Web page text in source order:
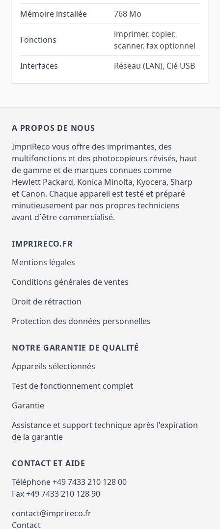
Mémoire installée 768 Mo
Fonctions
imprimer, copier,
scanner, fax optionnel
Interfaces
Réseau (LAN), Clé USB
A PROPOS DE NOUS
ImpriReco vous offre des imprimantes, des
multifonctions et des photocopieurs révisés, haut
de gamme et de marques connues comme
Hewlett Packard, Konica Minolta, Kyocera, Sharp
et Canon. Chaque appareil est testé et préparé
minutieusement par nos propres techniciens
avant d´être commercialisé.
IMPRIRECO.FR
Mentions légales
Conditions générales de ventes
Droit de rétraction
Protection des données personnelles
NOTRE GARANTIE DE QUALITÉ
Appareils sélectionnés
Test de fonctionnement complet
Garantie
Assistance et support technique après l'expiration
de la garantie
CONTACT ET AIDE
Téléphone +49 7433 210 128 00
Fax +49 7433 210 128 90
contact@imprireco.fr
Contact